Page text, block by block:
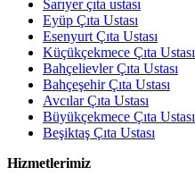
Sarıyer çıta ustası
Eyüp Çıta Ustası
Esenyurt Çıta Ustası
Küçükçekmece Çıta Ustası
Bahçelievler Çıta Ustası
Bahçeşehir Çıta Ustası
Avcılar Çıta Ustası
Büyükçekmece Çıta Ustası
Beşiktaş Çıta Ustası
Hizmetlerimiz